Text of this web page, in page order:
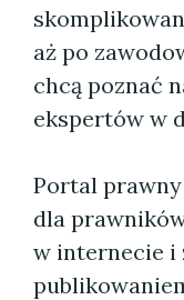
aż po
chcą poznać
ekspertów w
Portal
dla
w internecie i